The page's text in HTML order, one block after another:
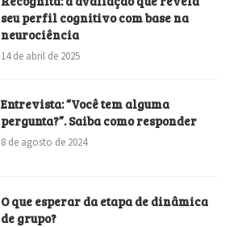
seu perfil cognitivo com base na
neurociência
14 de abril de 2025
Entrevista: “Você tem alguma
pergunta?”. Saiba como responder
8 de agosto de 2024
O que esperar da etapa de dinâmica
de grupo?